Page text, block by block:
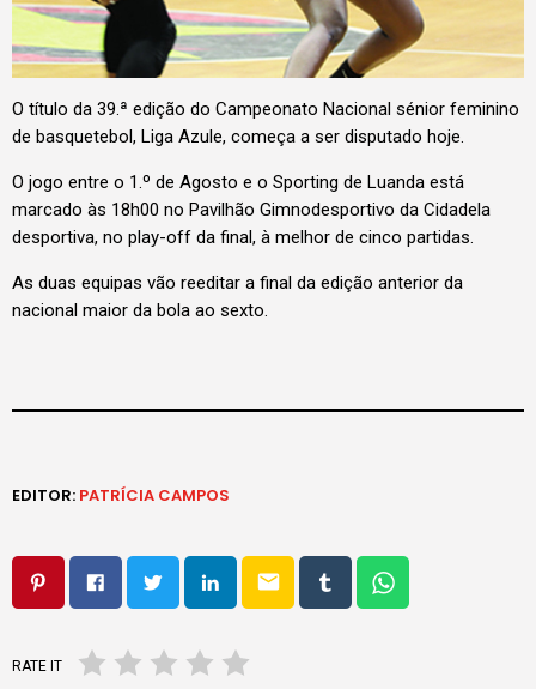
O título da 39.ª edição do Campeonato Nacional sénior feminino
de basquetebol, Liga Azule, começa a ser disputado hoje.
O jogo entre o 1.º de Agosto e o Sporting de Luanda está
marcado às 18h00 no Pavilhão Gimnodesportivo da Cidadela
desportiva, no play-off da final, à melhor de cinco partidas.
As duas equipas vão reeditar a final da edição anterior da
nacional maior da bola ao sexto.
EDITOR: PATRÍCIA CAMPOS
email
RATE IT